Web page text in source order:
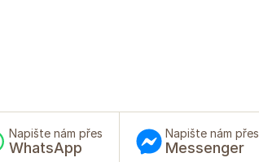
Napište nám přes
WhatsApp
Napište nám přes
Messenger